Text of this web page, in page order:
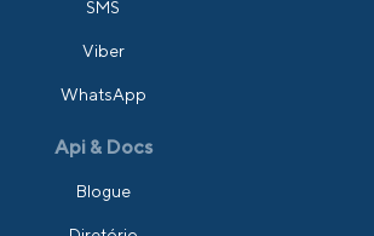
SMS
Viber
WhatsApp
Api & Docs
Blogue